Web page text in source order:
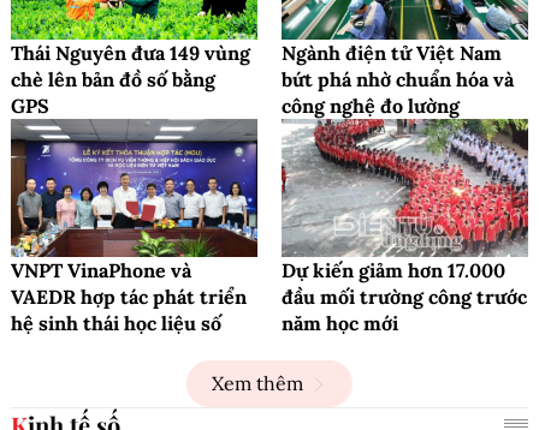
Thái Nguyên đưa 149 vùng
chè lên bản đồ số bằng
GPS
Ngành điện tử Việt Nam
bứt phá nhờ chuẩn hóa và
công nghệ đo lường
VNPT VinaPhone và
VAEDR hợp tác phát triển
hệ sinh thái học liệu số
Dự kiến giảm hơn 17.000
đầu mối trường công trước
năm học mới
Xem thêm